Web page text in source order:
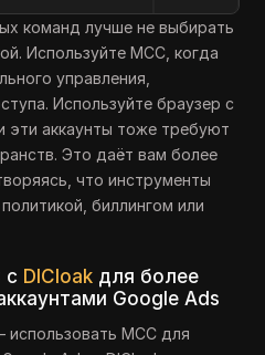
команд лучше не выбирать
Используйте MCC, когда
управления,
Используйте браузер с
эти аккаунты тоже требуют
Это даёт вам более
что инструменты
биллингом или
с DICloak для более
Google Ads
MCC для